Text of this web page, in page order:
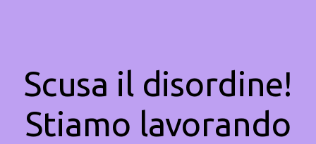
Scusa il disordine!
Stiamo lavorando